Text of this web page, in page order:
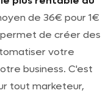
de 36€ pour 1€
de créer des
votre
business. C'est
tout marketeur,